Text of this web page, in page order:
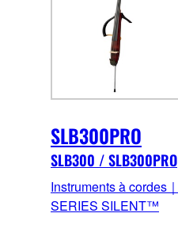
SLB300PRO
SLB300 / SLB300PRO
Instruments à cordes｜
SERIES SILENT™